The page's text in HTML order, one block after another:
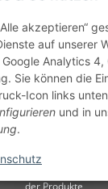
akzeptieren“
auf unserer
Analytics 4,
Sie können die
Icon links
und in
.
Vertrag widerrufen
USt., zzgl.Versand
sind Eigentum der